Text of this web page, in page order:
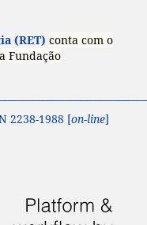
(RET) conta com o
Fundação
2238-1988 [on-line]